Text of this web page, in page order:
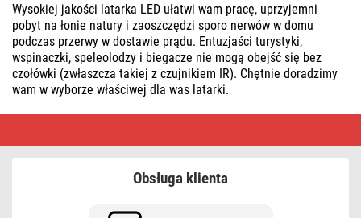
Wysokiej jakości latarka LED ułatwi wam pracę, uprzyjemni
pobyt na łonie natury i zaoszczędzi sporo nerwów w domu
podczas przerwy w dostawie prądu. Entuzjaści turystyki,
wspinaczki, speleolodzy i biegacze nie mogą obejść się bez
czołówki (zwłaszcza takiej z czujnikiem IR). Chętnie doradzimy
wam w wyborze właściwej dla was latarki.
Obsługa klienta